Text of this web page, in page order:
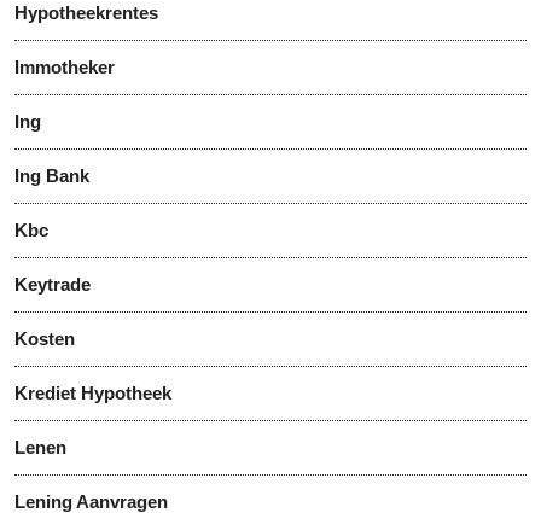
Hypotheekrentes
Immotheker
Ing
Ing Bank
Kbc
Keytrade
Kosten
Krediet Hypotheek
Lenen
Lening Aanvragen